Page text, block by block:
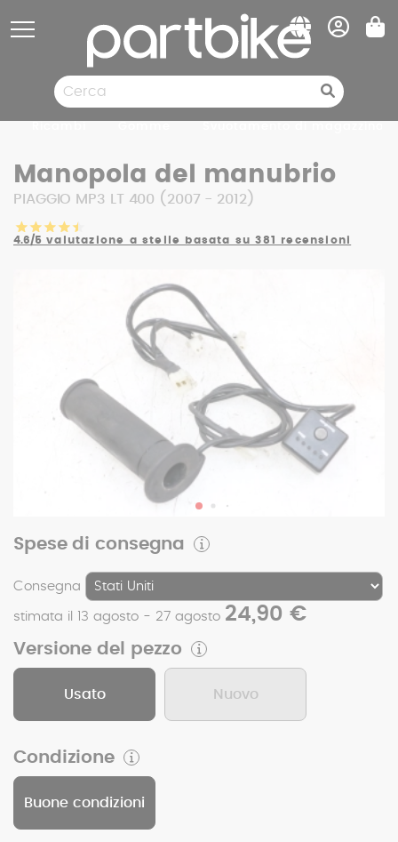
Manopola del manubrio
PIAGGIO MP3 LT 400 (2007 - 2012)
4.6/5 valutazione a stelle basata su 381 recensioni
Spese di consegna
Consegna
stimata il 13 agosto - 27 agosto 24,90 €
Versione del pezzo
Usato Nuovo
Condizione
Buone condizioni